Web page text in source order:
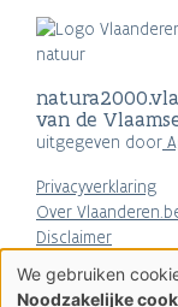
van de
uitgegeven door
Privacyverklaring
Over
Disclaimer
Toegankelijkheid
Gebruik
We gebruiken
Noodzakelijke